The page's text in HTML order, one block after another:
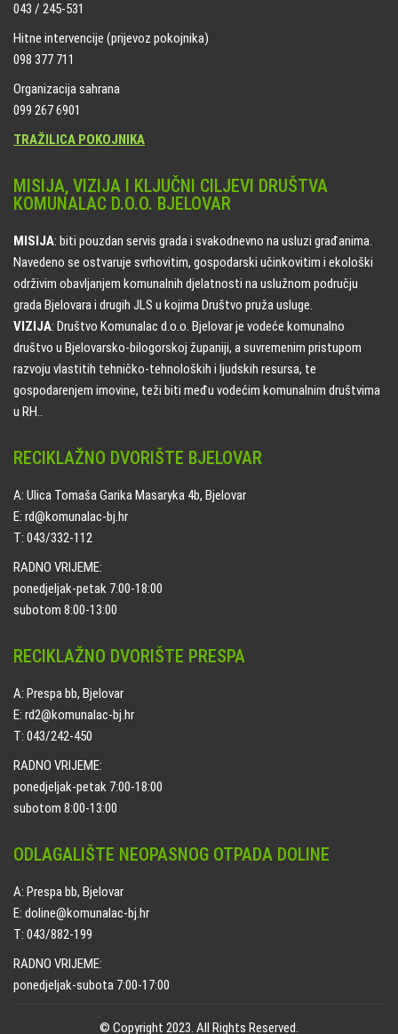
043 / 245-531
Hitne intervencije (prijevoz pokojnika)
098 377 711
Organizacija sahrana
099 267 6901
TRAŽILICA POKOJNIKA
MISIJA, VIZIJA I KLJUČNI CILJEVI DRUŠTVA
KOMUNALAC D.O.O. BJELOVAR
MISIJA: biti pouzdan servis grada i svakodnevno na usluzi građanima.
Navedeno se ostvaruje svrhovitim, gospodarski učinkovitim i ekološki
održivim obavljanjem komunalnih djelatnosti na uslužnom području
grada Bjelovara i drugih JLS u kojima Društvo pruža usluge.
VIZIJA: Društvo Komunalac d.o.o. Bjelovar je vodeće komunalno
društvo u Bjelovarsko-bilogorskoj županiji, a suvremenim pristupom
razvoju vlastitih tehničko-tehnoloških i ljudskih resursa, te
gospodarenjem imovine, teži biti među vodećim komunalnim društvima
u RH..
RECIKLAŽNO DVORIŠTE BJELOVAR
A: Ulica Tomaša Garika Masaryka 4b, Bjelovar
E: rd@komunalac-bj.hr
T: 043/332-112
RADNO VRIJEME:
ponedjeljak-petak 7:00-18:00
subotom 8:00-13:00
RECIKLAŽNO DVORIŠTE PRESPA
A: Prespa bb, Bjelovar
E: rd2@komunalac-bj.hr
T: 043/242-450
RADNO VRIJEME:
ponedjeljak-petak 7:00-18:00
subotom 8:00-13:00
ODLAGALIŠTE NEOPASNOG OTPADA DOLINE
A: Prespa bb, Bjelovar
E: doline@komunalac-bj.hr
T: 043/882-199
RADNO VRIJEME:
ponedjeljak-subota 7:00-17:00
© Copyright 2023. All Rights Reserved.